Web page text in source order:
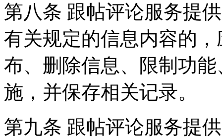
第八条 跟帖评论服务提
有关规定的信息内容的
布、删除信息、限制功
施，并保存相关记录。
第九条 跟帖评论服务提